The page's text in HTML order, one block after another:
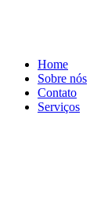
Home
Sobre nós
Contato
Serviços